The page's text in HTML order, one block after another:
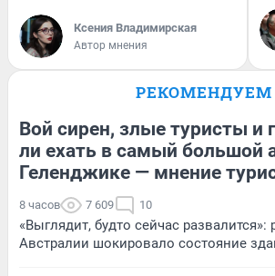
Ксения Владимирская
Автор мнения
РЕКОМЕНДУЕМ
Вой сирен, злые туристы и
ли ехать в самый большой
Геленджике — мнение
8 часов 7 609 10
«Выглядит, будто сейчас развалится»:
Австралии шокировало состояние